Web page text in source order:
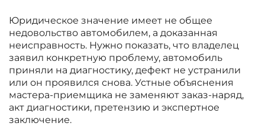
Юридическое значение имеет не общее
недовольство автомобилем, а доказанная
неисправность. Нужно показать, что владелец
заявил конкретную проблему, автомобиль
приняли на диагностику, дефект не устранили
или он проявился снова. Устные объяснения
мастера-приемщика не заменяют заказ-наряд,
акт диагностики, претензию и экспертное
заключение.